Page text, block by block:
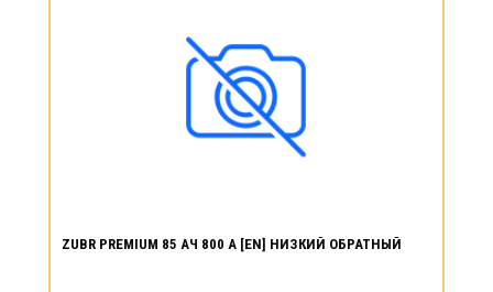
ZUBR PREMIUM 85 АЧ 800 А [EN] НИЗКИЙ ОБРАТНЫЙ